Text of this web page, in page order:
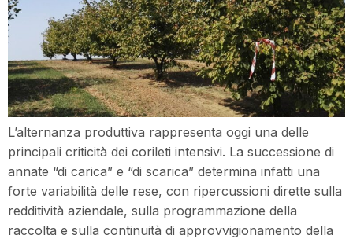
L’alternanza produttiva rappresenta oggi una delle
principali criticità dei corileti intensivi. La successione di
annate “di carica” e “di scarica” determina infatti una
forte variabilità delle rese, con ripercussioni dirette sulla
redditività aziendale, sulla programmazione della
raccolta e sulla continuità di approvvigionamento della